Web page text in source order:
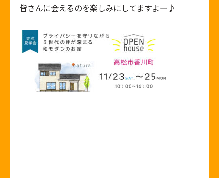
皆さんに会えるのを楽しみにしてますよー♪